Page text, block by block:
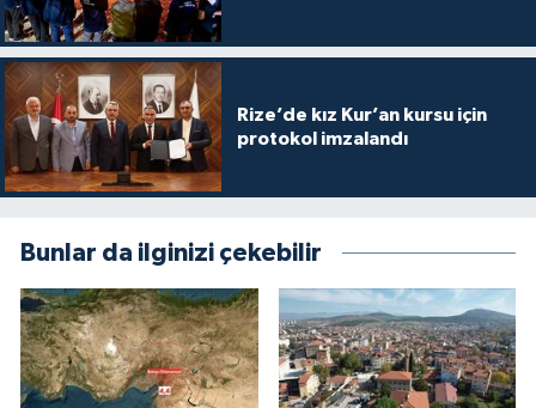
Rize’de kız Kur’an kursu için
protokol imzalandı
Bunlar da ilginizi çekebilir
Kastamonu Müftülüğü
Kayseri Müftülüğü
Kilis Müftülüğü
Kırklareli Müftülüğü
Kırşehir Müftülüğü
Kocaeli Müftülüğü